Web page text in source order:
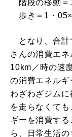
階段の移動＝
歩き＝1・
となり、合計
さんの消費エ
10km／時の速
の消費エネル
わざわざジム
を走らなくて
ギーを消費す
ら、日常生活